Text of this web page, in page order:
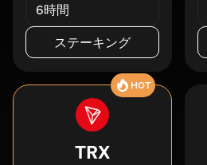
6時間
ステーキング
HOT
TRX